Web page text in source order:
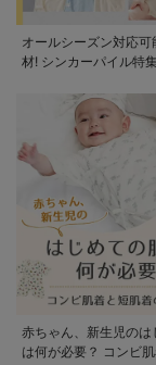
オールシーズン対応可
材! シンカーパイル特集
赤ちゃん、新生児のは
は何が必要？ コンビ